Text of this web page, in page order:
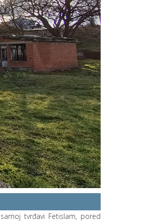
tvrđavi Fetislam, pored